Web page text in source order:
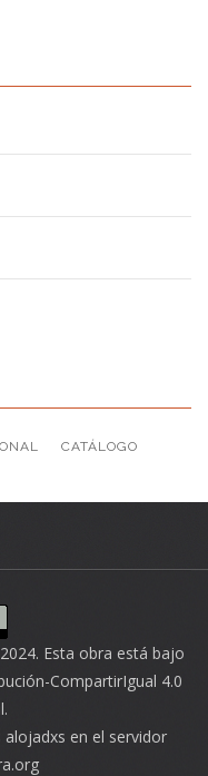
CATÁLOGO
Esta obra está bajo
CompartirIgual 4.0
.
en el servidor